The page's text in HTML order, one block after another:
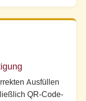
Ausfüllen
QR-Code-